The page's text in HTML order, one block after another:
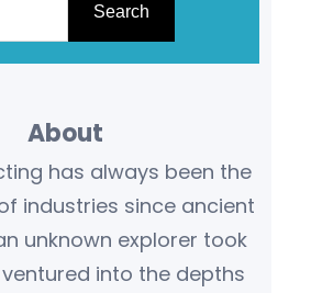
Search
About
has always been the
industries since ancient
unknown explorer took
into the depths